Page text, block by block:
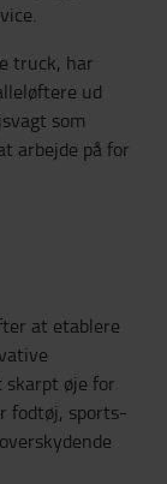
truck, har
ud
som
arbejde på for
at etablere
øje for
fodtøj, sports-